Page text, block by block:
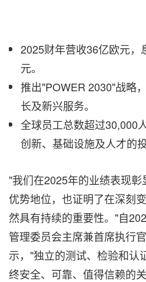
2025财年营收36亿欧元，
元。
推出"POWER 2030"战略
长及新兴服务。
全球员工总数超过30,000
创新、基础设施及人才的投
"我们在2025年的业绩表现
优势地位，也证明了在深刻
然具有持续的重要性。"自
管理委员会主席兼首席执行
示，"独立的测试、检验和认
终安全、可靠、值得信赖的